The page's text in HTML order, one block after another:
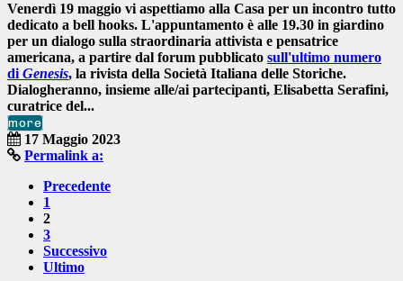
Venerdì 19 maggio vi aspettiamo alla Casa per un incontro tutto
dedicato a bell hooks. L'appuntamento è alle 19.30 in giardino
per un dialogo sulla straordinaria attivista e pensatrice
americana, a partire dal forum pubblicato sull'ultimo numero
di Genesis, la rivista della Società Italiana delle Storiche.
Dialogheranno, insieme alle/ai partecipanti, Elisabetta Serafini,
curatrice del...
more
17 Maggio 2023
Permalink a:
Precedente
1
2
3
Successivo
Ultimo